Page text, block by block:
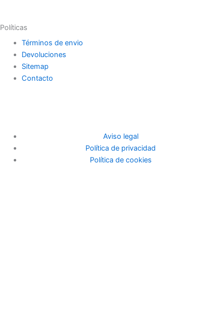
Políticas
Términos de envio
Devoluciones
Sitemap
Contacto
Aviso legal
Política de privacidad
Política de cookies